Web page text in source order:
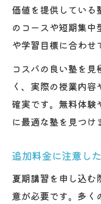
価値を提供してい
のコースや短期集
や学習目標に合わせ
コスパの良い塾を
く、実際の授業内
確実です。無料体
に最適な塾を見つけ
追加料金に注意し
夏期講習を申し込む
意が必要です。多く